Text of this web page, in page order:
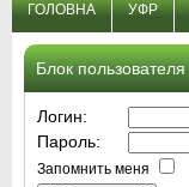
ГОЛОВНА УФР
Блок пользователя
Логин:
Пароль:
Запомнить меня